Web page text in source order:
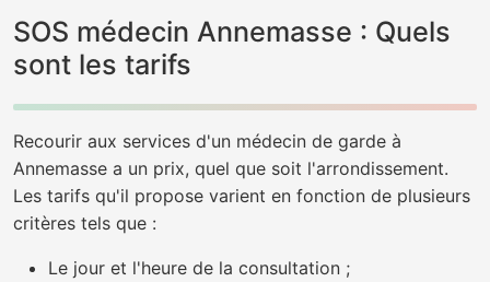
SOS médecin Annemasse : Quels
sont les tarifs
Recourir aux services d'un médecin de garde à
Annemasse a un prix, quel que soit l'arrondissement.
Les tarifs qu'il propose varient en fonction de plusieurs
critères tels que :
Le jour et l'heure de la consultation ;